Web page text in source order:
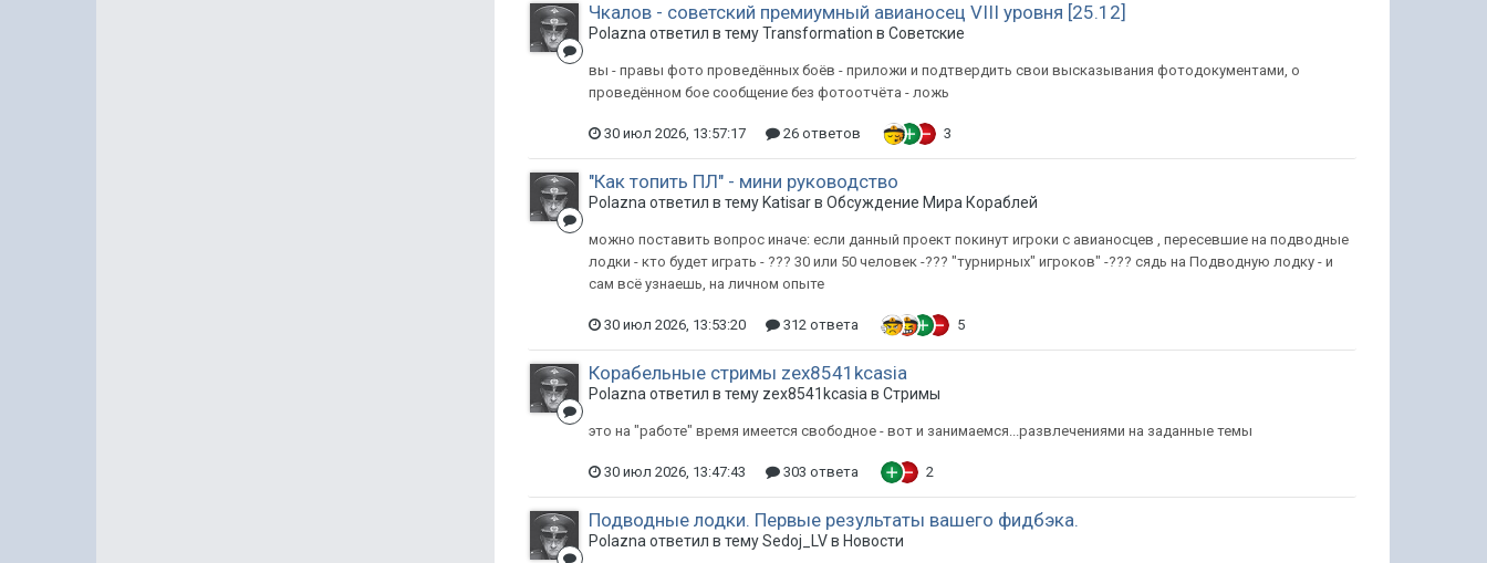
Чкалов - советский премиумный авианосец VIII уровня [25.12]
Polazna ответил в тему Transformation вСоветские
вы - правы фото проведённых боёв - приложи и подтвердить свои высказывания фотодокументами, о
проведённом бое сообщение без фотоотчёта - ложь
30 июл 2026, 13:57:17 26 ответов 3
"Как топить ПЛ" - мини руководство
Polazna ответил в тему Katisar вОбсуждение Мира Кораблей
можно поставить вопрос иначе: если данный проект покинут игроки с авианосцев , пересевшие на подводные
лодки - кто будет играть - ??? 30 или 50 человек -??? "турнирных" игроков" -??? сядь на Подводную лодку - и
сам всё узнаешь, на личном опыте
30 июл 2026, 13:53:20 312 ответа 5
Корабельные стримы zex8541kcasia
Polazna ответил в тему zex8541kcasia вСтримы
это на "работе" время имеется свободное - вот и занимаемся...развлечениями на заданные темы
30 июл 2026, 13:47:43 303 ответа 2
Подводные лодки. Первые результаты вашего фидбэка.
Polazna ответил в тему Sedoj_LV в Новости